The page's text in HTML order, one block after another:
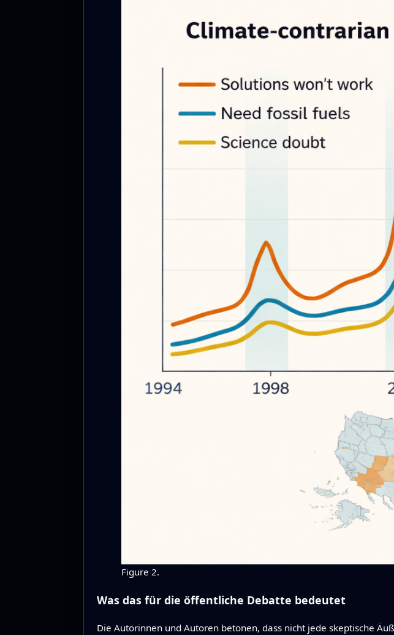
Figure 2.
Was das für die öffentliche Debatte bedeutet
Die Autorinnen und Autoren betonen, dass nicht jede skeptische